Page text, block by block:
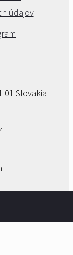
údajov
01 Slovakia